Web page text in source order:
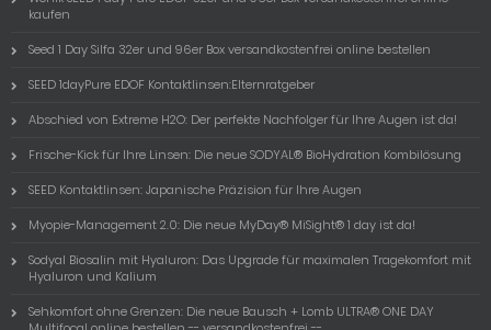
kaufen
Seed 1 Day Silfa 32er und 96er Box versandkostenfrei online bestellen
SEED 1dayPure EDOF Kontaktlinsen:Elternratgeber
Abschied von Extreme H2O: Der perfekte Nachfolger für Ihre Augen ist da!
Frische-Kick für Ihre Linsen: Die neue SODYAL® BioHydration Kombilösung
SEED Kontaktlinsen: Japanische Präzision für Ihre Augen
Myopie-Management 2.0: Die neue MyDay® MiSight® 1 day ist da!
Sodyal Biosalin mit Hyaluron: Das Upgrade für maximalen Tragekomfort mit
Hyaluron und Kalium
Sehkomfort ohne Grenzen: Die neue Bausch + Lomb ULTRA® ONE DAY